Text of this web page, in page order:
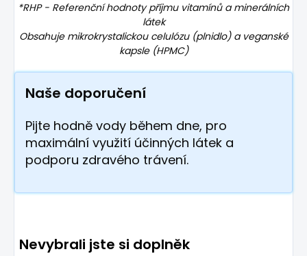
*RHP - Referenční hodnoty příjmu vitamínů a minerálních
látek
Obsahuje mikrokrystalickou celulózu (plnidlo) a veganské
kapsle (HPMC)
Naše doporučení
Pijte hodně vody během dne, pro
maximální využití účinných látek a
podporu zdravého trávení.
Nevybrali jste si doplněk